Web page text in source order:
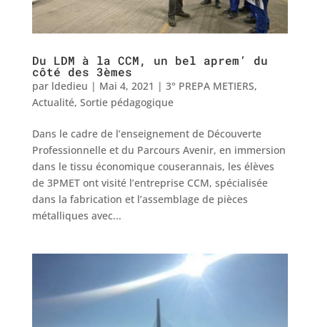
Du LDM à la CCM, un bel aprem’ du
côté des 3èmes
par ldedieu | Mai 4, 2021 | 3° PREPA METIERS,
Actualité, Sortie pédagogique
Dans le cadre de l’enseignement de Découverte
Professionnelle et du Parcours Avenir, en immersion
dans le tissu économique couserannais, les élèves
de 3PMET ont visité l’entreprise CCM, spécialisée
dans la fabrication et l’assemblage de pièces
métalliques avec...